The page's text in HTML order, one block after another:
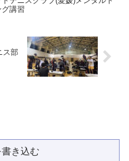
グ講習
ス部
き込む